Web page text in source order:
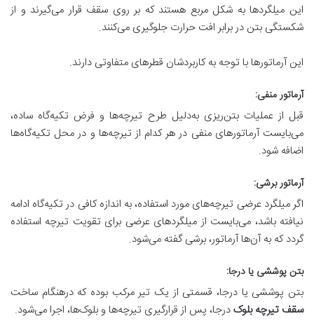
این میلگردها به شکل مربع هستند که بر روی سقف قرار می‌گیرند و از
شکستگی بتن در برابر افت حرارت جلوگیری می‌کنند.
این آرماتورها با توجه به کاربردشان قطرهای متفاوتی دارند.
آرماتور منفی:
قبل از عملیات بتن‌ریزی به‌دلیل طرح تیرچه‌ها و فرض تکیه‌گاه ساده،
می‌بایست آرماتورهای منفی در هر کدام از تیرچه‌ها و در محل تکیه‌گاه‌ها
اضافه شود.
آرماتور برشی:
اگر میلگرد عرضی تیرچه‌های مورد استفاده، به اندازه کافی در تکیه‌گاه ادامه
نیافته باشد، می‌بایست از میلگردهای عرضی برای تقویت تیرچه استفاده
گردد که به آن‌ها آرماتور، برشی گفته می‌شود.
بتن پوششی یا درجا:
بتن پوششی یا درجا، قسمتی از یک تیر مرکب بوده که درهنگام ساخت
سقف تیرچه بلوکدرجا، پس از قرارگیری تیرچه‌ها و بلو‌ک‌ها، اجرا می‌شود.